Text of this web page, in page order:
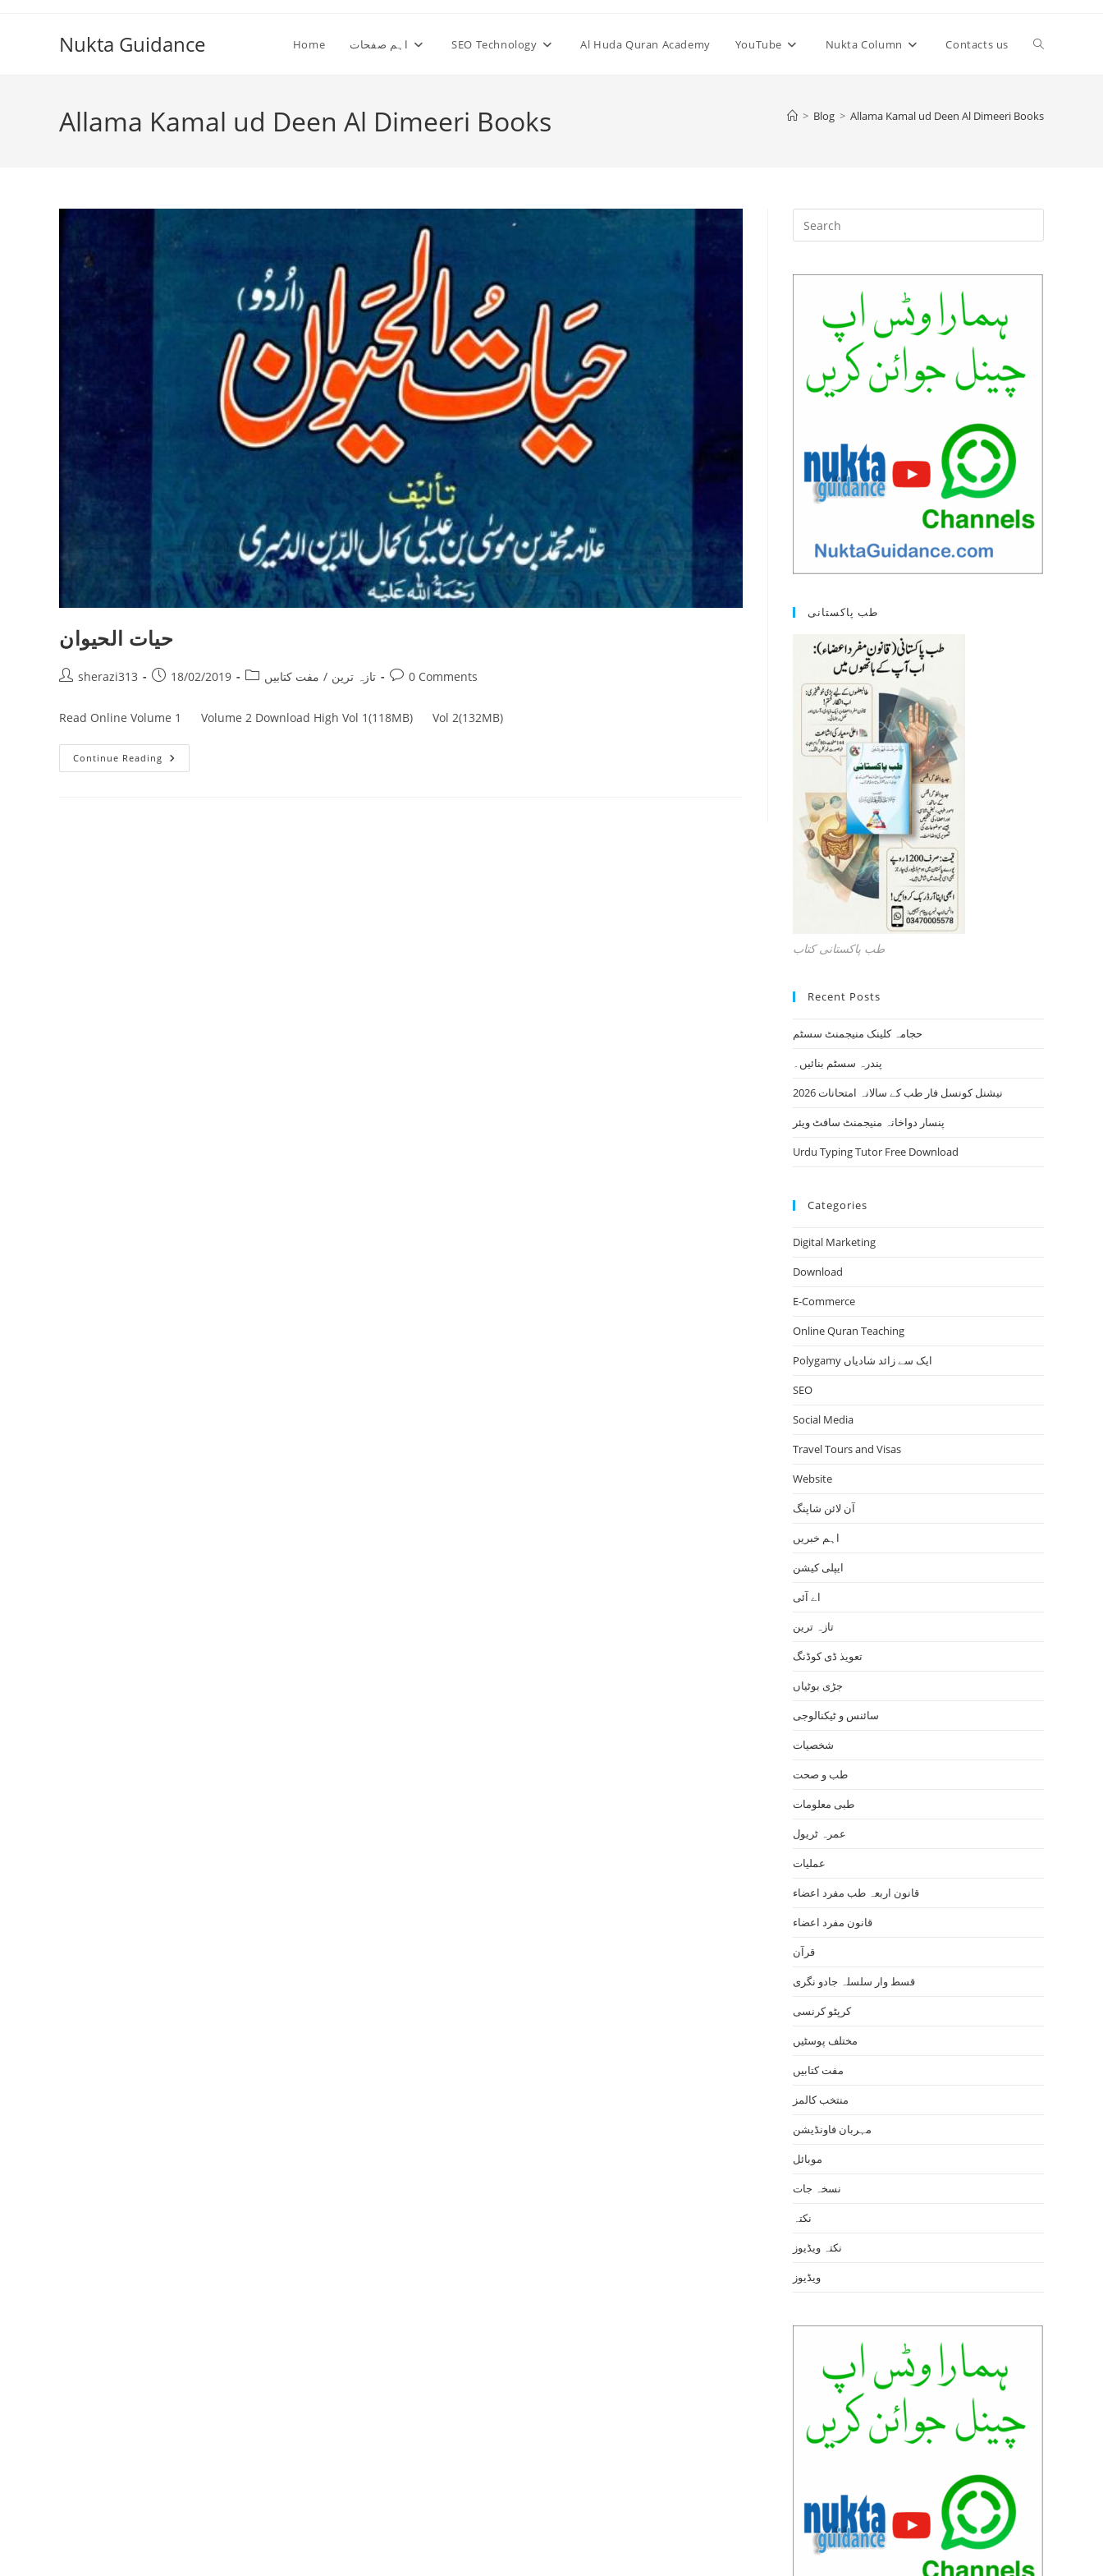
Nukta Guidance Home اہم صفحات SEO Technology Al Huda Quran Academy YouTube Nukta Column Contacts us Toggle
Allama Kamal ud Deen Al Dimeeri Books > Blog > Allama Kamal ud Deen Al Dimeeri Books
حیات الحیوان
Postsherazi313
Post18/02/2019
Post
تازہ ترین / مفت کتابیں
Post0 Comments
Read Online Volume 1 Volume 2 Download High Vol 1(118MB) Vol 2(132MB)
Continue Reading حیات
الحیوان
Escape
طب پاکستانی
طب پاکستانی کتاب
Recent Posts
حجامہ کلینک منیجمنٹ سسٹم
پندرہ سسٹم بنائیں۔
نیشنل کونسل فار طب کے سالانہ امتحانات 2026
پنسار دواخانہ منیجمنٹ سافٹ ویئر
Urdu Typing Tutor Free Download
Categories
Digital Marketing
Download
E-Commerce
Online Quran Teaching
Polygamy ایک سے زائد شادیاں
SEO
Social Media
Travel Tours and Visas
Website
آن لائن شاپنگ
اہم خبریں
ایپلی کیشن
اے آئی
تازہ ترین
تعویذ ڈی کوڈنگ
جڑی بوٹیاں
سائنس و ٹیکنالوجی
شخصیات
طب و صحت
طبی معلومات
عمرہ ٹریول
عملیات
قانون اربعہ طب مفرد اعضاء
قانون مفرد اعضاء
قرآن
قسط وار سلسلہ جادو نگری
کرپٹو کرنسی
مختلف پوسٹیں
مفت کتابیں
منتخب کالمز
مہربان فاونڈیشن
موبائل
نسخہ جات
نکتہ
نکتہ ویڈیوز
ویڈیوز